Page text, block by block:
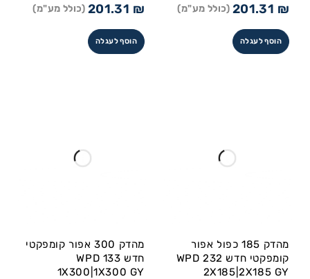
201.31 ₪ (כולל מע"מ)
הוסף לעגלה
201.31 ₪ (כולל מע"מ)
הוסף לעגלה
מהדק 185 כפול אפור
קומפקטי חדש WPD 232
2X185|2X185 GY
מהדק 300 אפור קומפקטי
חדש WPD 133
1X300|1X300 GY